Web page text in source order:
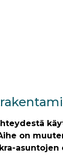
on
asuntojen